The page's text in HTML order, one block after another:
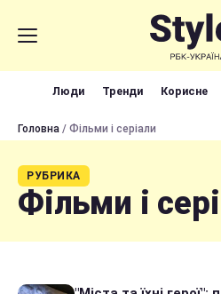
Люди Тренди Корисне
Головна / Фільми і серіали
РУБРИКА
Фільми і